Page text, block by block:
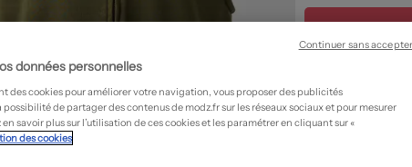
En
données personnelles
des cookies pour améliorer votre navigation, vous proposer des publicités
de partager des contenus de modz.fr sur les réseaux sociaux et pour mesurer
en savoir plus sur l’utilisation de ces cookies et les paramétrer en cliquant sur «
des cookies
Continuer sans accepter